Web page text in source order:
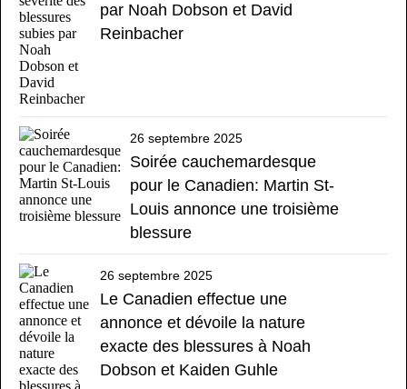
par Noah Dobson et David
Reinbacher
26 septembre 2025
Soirée cauchemardesque
pour le Canadien: Martin St-
Louis annonce une troisième
blessure
26 septembre 2025
Le Canadien effectue une
annonce et dévoile la nature
exacte des blessures à Noah
Dobson et Kaiden Guhle